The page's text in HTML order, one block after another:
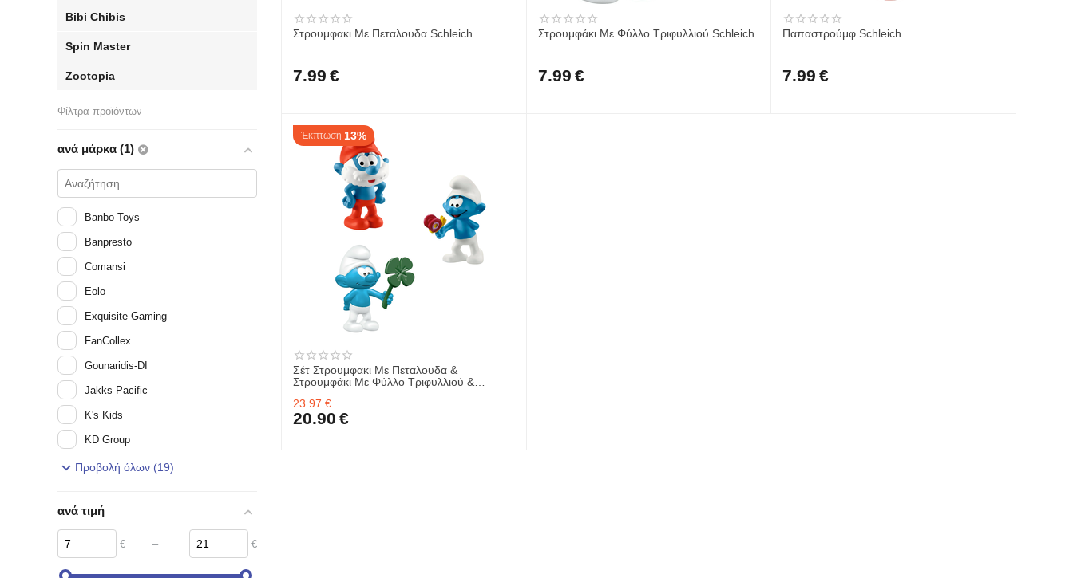
Στρουμφακι Με Πεταλουδα Schleich
7.99 €
Στρουμφάκι Με Φύλλο Τριφυλλιού Schleich
7.99 €
Παπαστρούμφ Schleich
7.99 €
Έκπτωση 13%
Σέτ Στρουμφακι Με Πεταλουδα &
Στρουμφάκι Με Φύλλο Τριφυλλιού &
23.97 €
20.90 €
Bibi Chibis
Spin Master
Zootopia
Φίλτρα προϊόντων
ανά μάρκα (1)
Banbo Toys
Banpresto
Comansi
Eolo
Exquisite Gaming
FanCollex
Gounaridis-DI
Jakks Pacific
K's Kids
KD Group
Klorofil
oem
Schleich
Προβολή όλων (19)
ανά τιμή
€ – €